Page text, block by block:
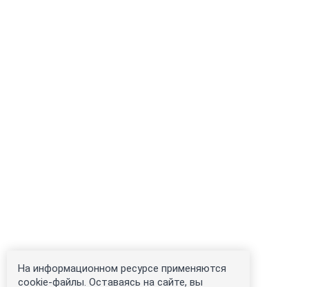
На информационном ресурсе применяются
cookie-файлы. Оставаясь на сайте, вы